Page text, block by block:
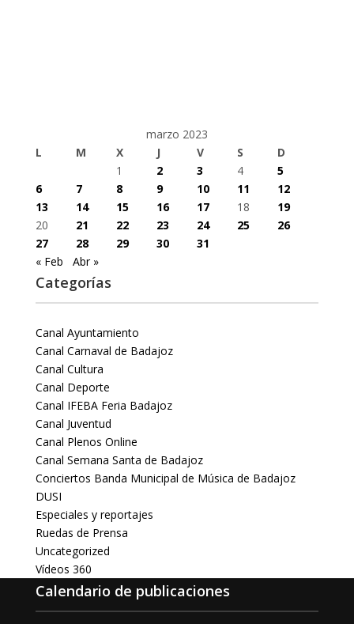
marzo 2023
L
M X J V S
D
1
2 3 4
5
6
7 8 9 10 11
12
13
14 15 16 17 18
19
20
21 22 23 24 25
26
27
28 29 30
31
« Feb
Abr »
Categorías
Canal Ayuntamiento
Canal Carnaval de Badajoz
Canal Cultura
Canal Deporte
Canal IFEBA Feria Badajoz
Canal Juventud
Canal Plenos Online
Canal Semana Santa de Badajoz
Conciertos Banda Municipal de Música de Badajoz
DUSI
Especiales y reportajes
Ruedas de Prensa
Uncategorized
Vídeos 360
Calendario de publicaciones